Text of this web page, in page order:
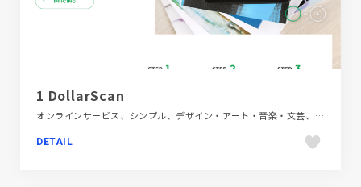
1 DollarScan
オンラインサービス、シンプル、デザイン・アート・音楽・文芸、ブランド・サービスサイト、ホワイト系
DETAIL